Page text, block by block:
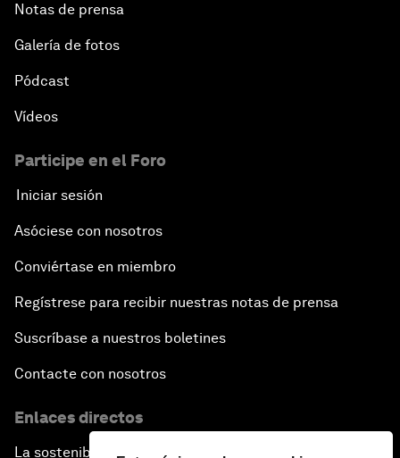
Notas de prensa
Galería de fotos
Pódcast
Vídeos
Participe en el Foro
Iniciar sesión
Asóciese con nosotros
Conviértase en miembro
Regístrese para recibir nuestras notas de prensa
Suscríbase a nuestros boletines
Contacte con nosotros
Enlaces directos
La sostenibilidad en el Foro